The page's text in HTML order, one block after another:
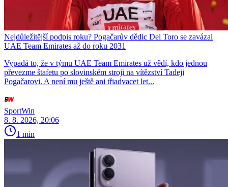
Nejdůležitější podpis roku? Pogačarův dědic Del Toro se zavázal
UAE Team Emirates až do roku 2031
Vypadá to, že v týmu UAE Team Emirates už vědí, kdo jednou
převezme štafetu po slovinském stroji na vítězství Tadeji
Pogačarovi. A není mu ještě ani třiadvacet let...
SportWin
8. 8. 2026, 20:06
1 min